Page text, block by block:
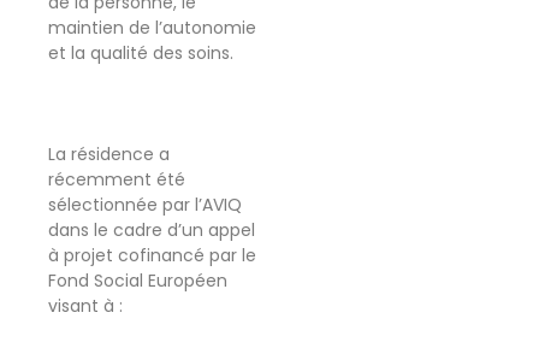
maintien de l’autonomie
et la qualité des soins.
La résidence a
récemment été
sélectionnée par l’AVIQ
dans le cadre d’un appel
à projet cofinancé par le
Fond Social Européen
visant à :